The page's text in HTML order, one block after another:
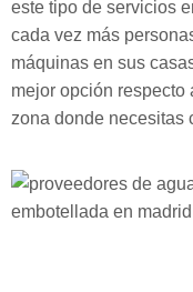
este tipo de servicios
cada vez más
máquinas en sus
mejor opción respecto
zona donde necesitas